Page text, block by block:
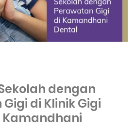
dengan
di Klinik Gigi
Kamandhani